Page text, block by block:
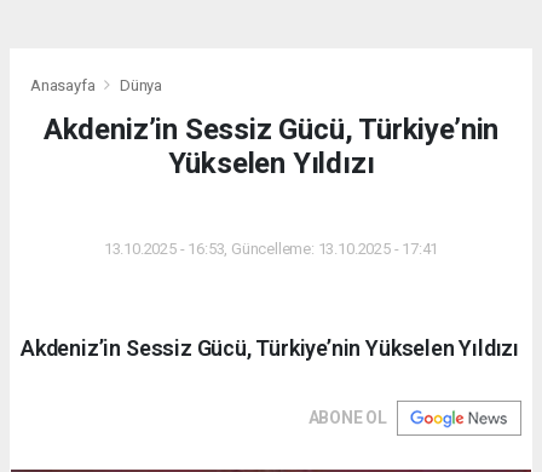
Anasayfa Dünya
Akdeniz’in Sessiz Gücü, Türkiye’nin
Yükselen Yıldızı
13.10.2025 - 16:53, Güncelleme: 13.10.2025 - 17:41
Akdeniz’in Sessiz Gücü, Türkiye’nin Yükselen Yıldızı
ABONE OL